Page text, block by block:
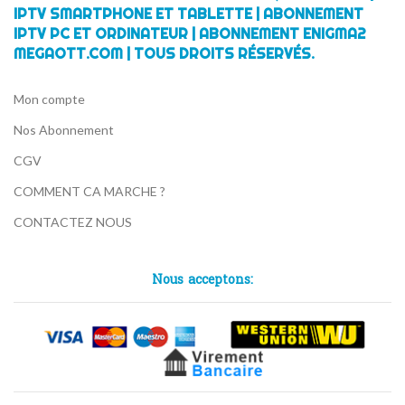
IPTV SMARTPHONE ET TABLETTE | ABONNEMENT
IPTV PC ET ORDINATEUR | ABONNEMENT ENIGMA2
MEGAOTT.COM | TOUS DROITS RÉSERVÉS.
Mon compte
Nos Abonnement
CGV
COMMENT CA MARCHE ?
CONTACTEZ NOUS
Nous acceptons: